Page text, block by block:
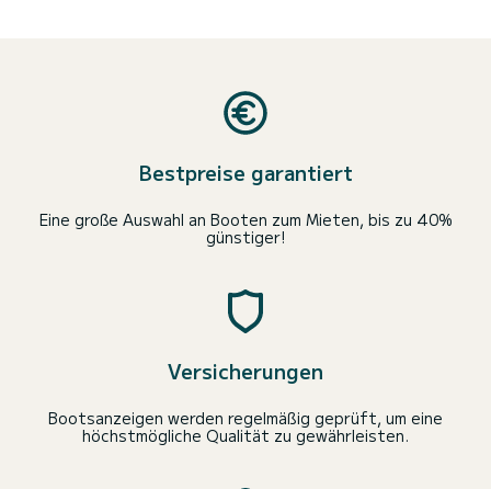
Bestpreise garantiert
Eine große Auswahl an Booten zum Mieten, bis zu 40%
günstiger!
Versicherungen
Bootsanzeigen werden regelmäßig geprüft, um eine
höchstmögliche Qualität zu gewährleisten.